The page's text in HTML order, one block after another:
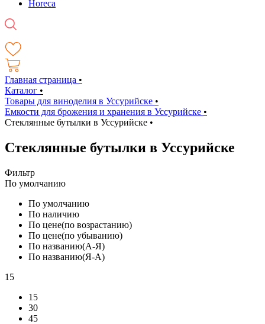
Horeca
Главная страница •
Каталог •
Товары для виноделия в Уссурийске •
Емкости для брожения и хранения в Уссурийске •
Стеклянные бутылки в Уссурийске •
Стеклянные бутылки в Уссурийске
Фильтр
По умолчанию
По умолчанию
По наличию
По цене(по возрастанию)
По цене(по убыванию)
По названию(А-Я)
По названию(Я-А)
15
15
30
45